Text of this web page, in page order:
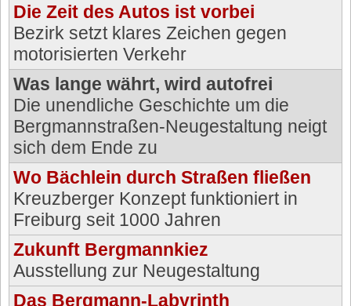
Die Zeit des Autos ist vorbei
Bezirk setzt klares Zeichen gegen
motorisierten Verkehr
Was lange währt, wird autofrei
Die unendliche Geschichte um die
Bergmannstraßen-Neugestaltung neigt
sich dem Ende zu
Wo Bächlein durch Straßen fließen
Kreuzberger Konzept funktioniert in
Freiburg seit 1000 Jahren
Zukunft Bergmannkiez
Ausstellung zur Neugestaltung
Das Bergmann-Labyrinth